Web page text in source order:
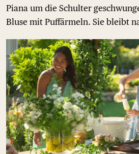
Piana um die Schulter
Bluse mit Puffärmeln. Sie bleibt